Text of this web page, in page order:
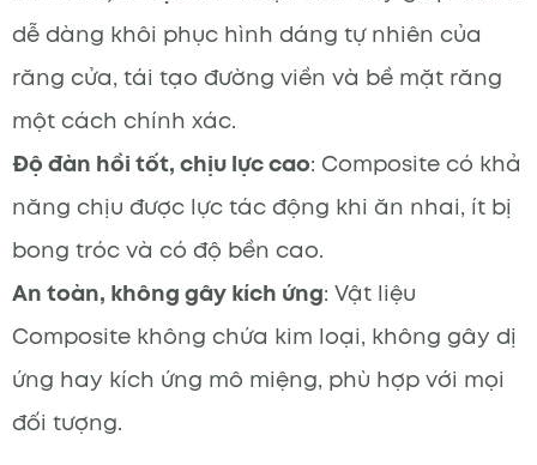
dễ dàng khôi phục hình dáng tự nhiên của
răng cửa, tái tạo đường viền và bề mặt răng
một cách chính xác.
Độ đàn hồi tốt, chịu lực cao: Composite có khả
năng chịu được lực tác động khi ăn nhai, ít bị
bong tróc và có độ bền cao.
An toàn, không gây kích ứng: Vật liệu
Composite không chứa kim loại, không gây dị
ứng hay kích ứng mô miệng, phù hợp với mọi
đối tượng.